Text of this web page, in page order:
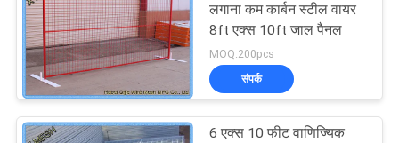
लगाना कम कार्बन स्टील वायर
8ft एक्स 10ft जाल पैनल
MOQ:200pcs
संपर्क
6 एक्स 10 फीट वाणिज्यिक